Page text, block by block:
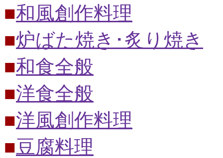
■和風創作料理
■炉ばた焼き･炙り焼き
■和食全般
■洋食全般
■洋風創作料理
■豆腐料理